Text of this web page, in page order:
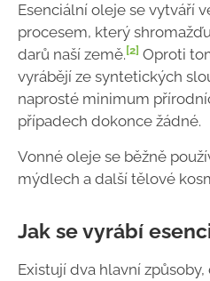
Esenciální oleje se vytváří
procesem, který
darů naší země.[2] Oproti
vyrábějí ze syntetických
naprosté minimum
případech dokonce žádné.
Vonné oleje se běžně
mýdlech a další tělové
Jak se vyrábí
Existují dva hlavní